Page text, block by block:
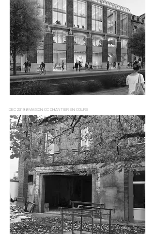
DEC 2019 # MAISON CC CHANTIER EN COURS